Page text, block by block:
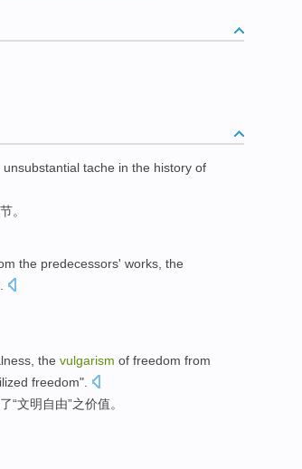
unsubstantial tache in the history of
。
the predecessors' works, the
the vulgarism of freedom from
freedom".
了“文明 自由”之价值。